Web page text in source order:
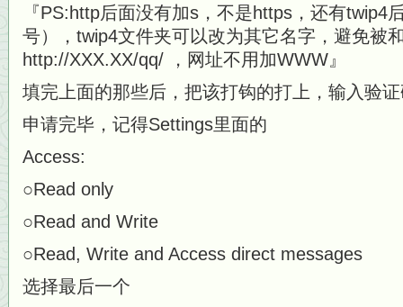
『PS:http后面没有加s，不是https，还有twip4
号），twip4文件夹可以改为其它名字，避免被
http://XXX.XX/qq/ ，网址不用加WWW』
填完上面的那些后，把该打钩的打上，输入验
申请完毕，记得Settings里面的
Access:
○Read only
○Read and Write
○Read, Write and Access direct messages
选择最后一个